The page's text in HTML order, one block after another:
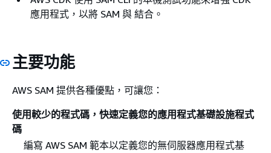
應用程式，以將 SAM 與 結合。
主要功能
AWS SAM 提供各種優點，可讓您：
使用較少的程式碼，快速定義您的應用程式基礎設施程式
碼
編寫 AWS SAM 範本以定義您的無伺服器應用程式基